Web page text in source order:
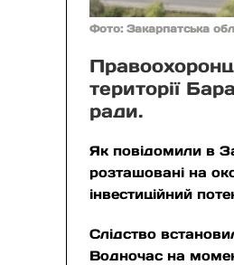
Фото: Закарпатська
території
ради.
Як повідомили в
розташовані на
інвестиційний
Слідство
Водночас на